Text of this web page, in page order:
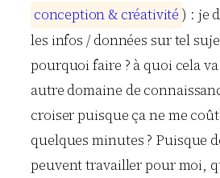
conception & créativité ) : je
les infos / données sur tel
pourquoi faire ? à quoi cela
autre domaine de
croiser puisque ça ne me
quelques minutes ? Puisque
peuvent travailler pour moi,